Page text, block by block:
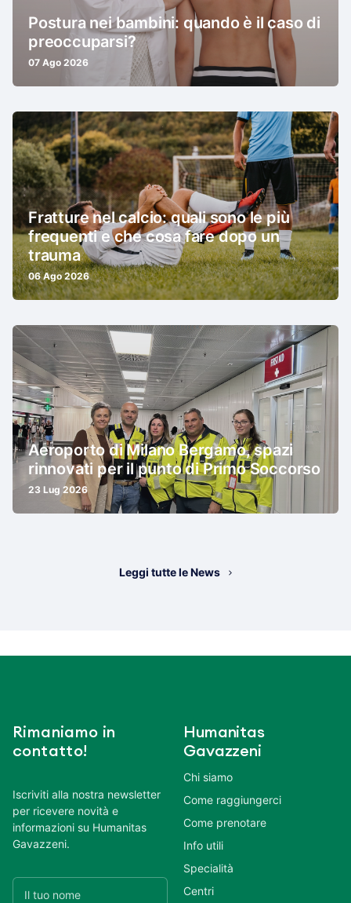
Postura nei bambini: quando è il caso di
preoccuparsi?
07 Ago 2026
Fratture nel calcio: quali sono le più
frequenti e che cosa fare dopo un
trauma
06 Ago 2026
Aeroporto di Milano Bergamo, spazi
rinnovati per il punto di Primo Soccorso
23 Lug 2026
Leggi tutte le News
Rimaniamo in
contatto!
Iscriviti alla nostra newsletter
per ricevere novità e
informazioni su Humanitas
Gavazzeni.
Humanitas
Gavazzeni
Chi siamo
Come raggiungerci
Come prenotare
Info utili
Specialità
Centri